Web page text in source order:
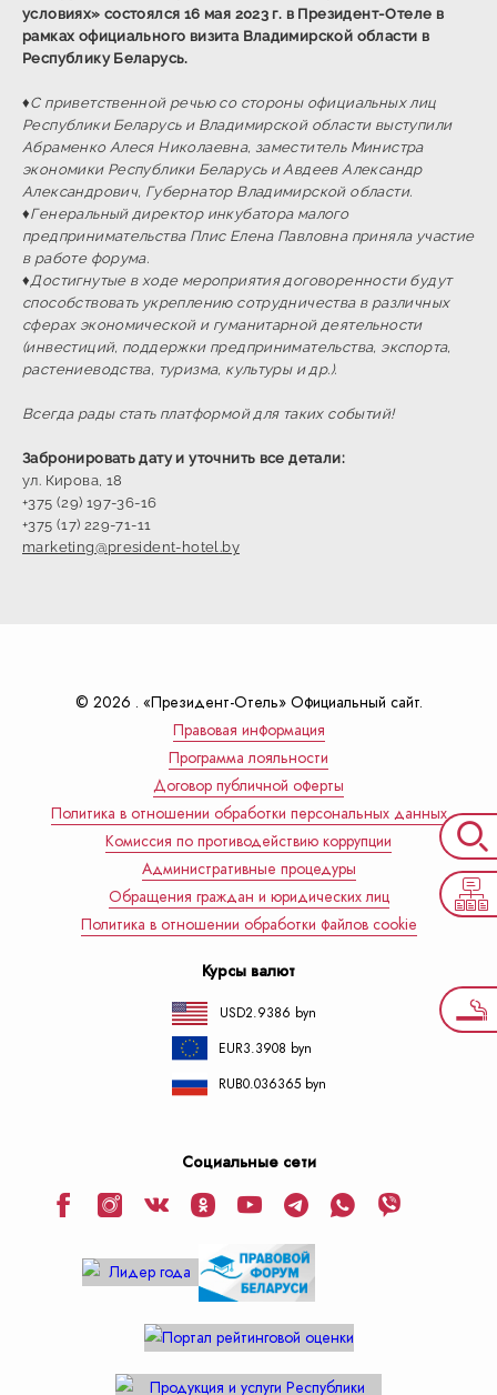
условиях» состоялся 16 мая 2023 г. в Президент-Отеле в
рамках официального визита Владимирской области в
Республику Беларусь.
♦️С приветственной речью со стороны официальных лиц
Республики Беларусь и Владимирской области выступили
Абраменко Алеся Николаевна, заместитель Министра
экономики Республики Беларусь и Авдеев Александр
Александрович, Губернатор Владимирской области.
♦️Генеральный директор инкубатора малого
предпринимательства Плис Елена Павловна приняла участие
в работе форума.
♦️Достигнутые в ходе мероприятия договоренности будут
способствовать укреплению сотрудничества в различных
сферах экономической и гуманитарной деятельности
(инвестиций, поддержки предпринимательства, экспорта,
растениеводства, туризма, культуры и др.).
Всегда рады стать платформой для таких событий!
Забронировать дату и уточнить все детали:
ул. Кирова, 18
+375 (29) 197-36-16
+375 (17) 229-71-11
marketing@president-hotel.by
© 2026 . «Президент-Отель» Официальный сайт.
Правовая информация
Программа лояльности
Договор публичной оферты
Политика в отношении обработки персональных данных
Комиссия по противодействию коррупции
Административные процедуры
Обращения граждан и юридических лиц
Политика в отношении обработки файлов cookie
Курсы валют
USD2.9386 byn
EUR3.3908 byn
RUB0.036365 byn
Социальные сети